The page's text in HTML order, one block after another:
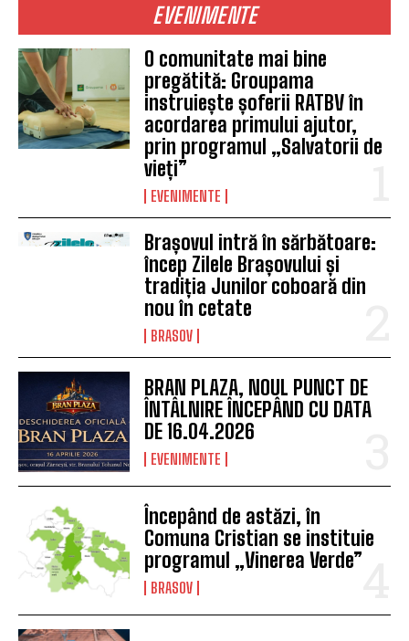
EVENIMENTE
O comunitate mai bine
pregătită: Groupama
instruiește șoferii RATBV în
acordarea primului ajutor,
prin programul „Salvatorii de
vieți”
EVENIMENTE
Brașovul intră în sărbătoare:
încep Zilele Brașovului și
tradiția Junilor coboară din
nou în cetate
BRASOV
BRAN PLAZA, NOUL PUNCT DE
ÎNTÂLNIRE ÎNCEPÂND CU DATA
DE 16.04.2026
EVENIMENTE
Începând de astăzi, în
Comuna Cristian se instituie
programul „Vinerea Verde”
BRASOV